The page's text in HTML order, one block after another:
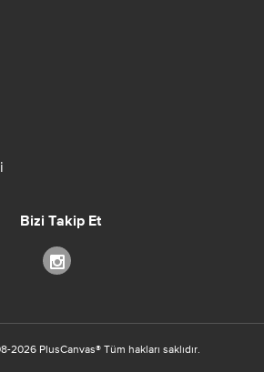
Bizi Takip Et
2026 PlusCanvas® Tüm hakları saklıdır.